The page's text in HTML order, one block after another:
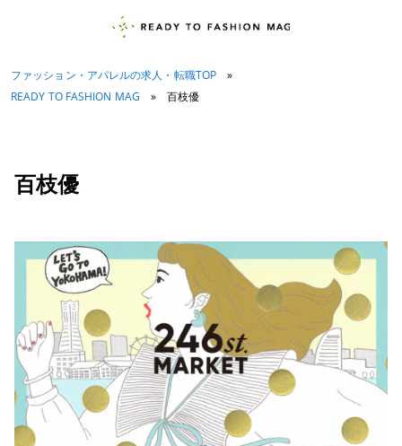
ファッション・アパレルの求人・転職TOP
»
READY TO FASHION MAG
» 百枝優
百枝優